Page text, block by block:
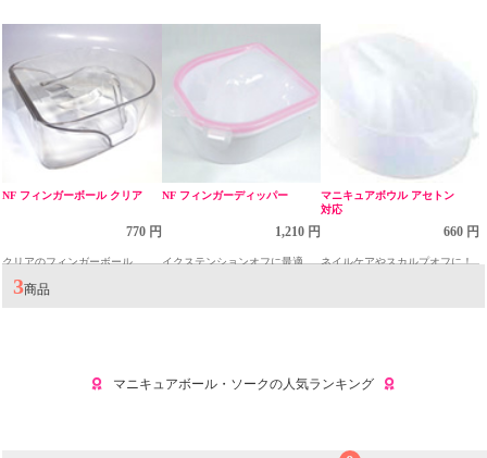
NF フィンガーボール クリア
770 円
クリアのフィンガーボール
NF フィンガーディッパー
1,210 円
イクステンションオフに最適
マニキュアボウル アセトン
対応
660 円
ネイルケアやスカルプオフに！
3商品
マニキュアボール・ソークの人気ランキング